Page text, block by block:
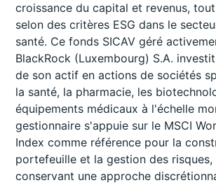
croissance du capital et revenus,
selon des critères ESG dans le
santé. Ce fonds SICAV géré
BlackRock (Luxembourg) S.A.
de son actif en actions de sociétés
la santé, la pharmacie, les
équipements médicaux à l'échelle
gestionnaire s'appuie sur le MSCI
Index comme référence pour la
portefeuille et la gestion des
conservant une approche